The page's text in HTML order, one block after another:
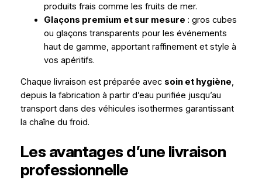
produits frais comme les fruits de mer.
Glaçons premium et sur mesure : gros cubes
ou glaçons transparents pour les événements
haut de gamme, apportant raffinement et style à
vos apéritifs.
Chaque livraison est préparée avec soin et hygiène,
depuis la fabrication à partir d’eau purifiée jusqu’au
transport dans des véhicules isothermes garantissant
la chaîne du froid.
Les avantages d’une livraison
professionnelle